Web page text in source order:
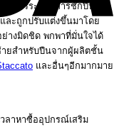
พื่อสรีระและการชักปืน
ละถูกปรับแต่งขึ้นมาโดย
ย่างมิดชิด พกพาที่มั่นใจได้
ยสำหรับปืนจากผู้ผลิตชั้น
และอื่นๆอีกมากมาย
ลาหาซื้ออุปกรณ์เสริม